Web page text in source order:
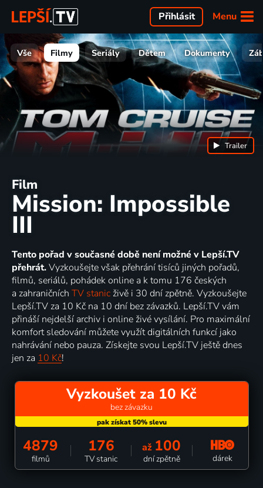
Menu
Přihlásit
Vše Filmy Seriály Dětem Dokumenty
Film
Mission: Impossible
III
Trailer
Tento pořad v současné době není možné v Lepší.TV
přehrát.Vyzkoušejte však přehrání tisíců jiných pořadů,
filmů, seriálů, pohádek online a k tomu 176 českých
a zahraničních TV stanic živě i 30 dní zpětně. Vyzkoušejte
Lepší.TV za 10 Kč na 10 dní bez závazků. Lepší.TV vám
přináší nejdelší archiv i online živé vysílání. Pro maximální
komfort sledování můžete využít digitálních funkcí jako
nahrávání nebo pauza. Získejte svou Lepší.TV ještě dnes
jen za 10 Kč!
Vyzkoušet za 10 Kč
bez závazku
4879
filmů
176
TV stanic
až 100
dní zpětně dárek